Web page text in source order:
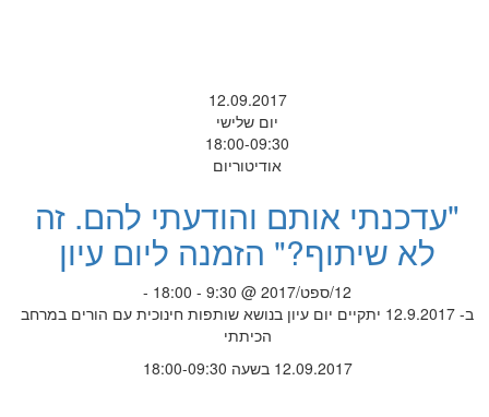
12.09.2017
יום שלישי
18:00-09:30
אודיטוריום
"עדכנתי אותם והודעתי להם. זה
לא שיתוף?" הזמנה ליום עיון
12/ספט/2017 @ 9:30 - 18:00 -
ב- 12.9.2017 יתקיים יום עיון בנושא שותפות חינוכית עם הורים במרחב
הכיתתי
12.09.2017 בשעה 18:00-09:30